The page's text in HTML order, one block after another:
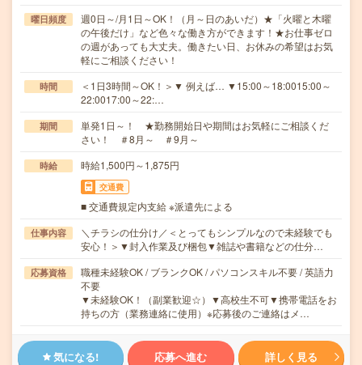
曜日頻度
週0日～/月1日～OK！（月～日のあいだ）★「火曜と木曜
の午後だけ」など色々な働き方ができます！★お仕事ゼロ
の週があっても大丈夫。働きたい日、お休みの希望はお気
軽にご相談ください！
時間
＜1日3時間～OK！＞▼ 例えば… ▼15:00～18:0015:00～
22:0017:00～22:…
期間
単発1日～！ ★勤務開始日や期間はお気軽にご相談くだ
さい！ ＃8月～ ＃9月～
時給 時給1,500円～1,875円
交通費
■ 交通費規定内支給 ※派遣先による
仕事内容
＼チラシの仕分け／＜とってもシンプルなので未経験でも
安心！＞▼封入作業及び梱包▼雑誌や書籍などの仕分…
応募資格
職種未経験OK / ブランクOK / パソコンスキル不要 / 英語力
不要
▼未経験OK！（副業歓迎☆）▼高校生不可▼携帯電話をお
持ちの方（業務連絡に使用）※応募後のご連絡はメ…
気になる! 応募へ進む 詳しく見る